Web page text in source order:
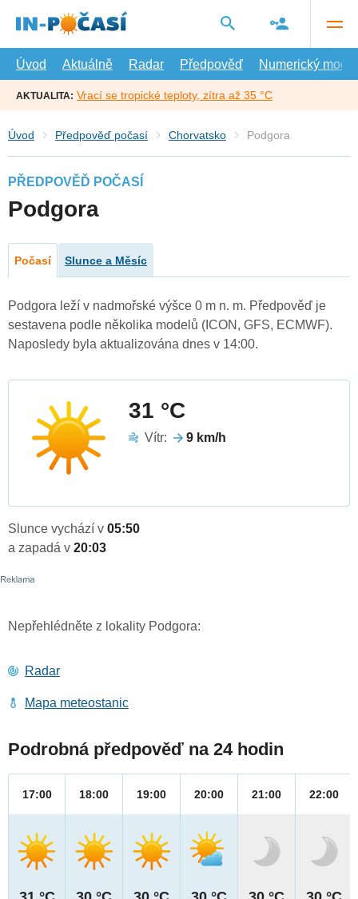
hlavní
Úvod
Aktuálně Radar Předpověď Numerický model
AKTUALITA: Vrací se tropické teploty, zítra až 35 °C
Úvod Předpověď počasí Chorvatsko Podgora
PŘEDPOVĚĎ POČASÍ
Podgora
Počasí Slunce a Měsíc
Podgora leží v nadmořské výšce 0 m n. m. Předpověď je
sestavena podle několika modelů (ICON, GFS, ECMWF).
Naposledy byla aktualizována dnes v 14:00.
31 °C
Vítr: 9 km/h
Slunce vychází v 05:50
a zapadá v 20:03
Nepřehlédněte z lokality Podgora:
Radar
Mapa meteostanic
Podrobná předpověď na 24 hodin
17:00 18:00 19:00 20:00 21:00 22:00